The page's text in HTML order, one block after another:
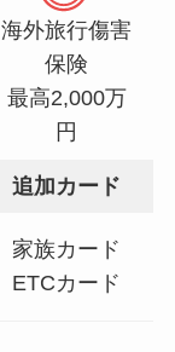
海外旅行傷害
保険
最高2,000万
円
追加カード
家族カード
ETCカード